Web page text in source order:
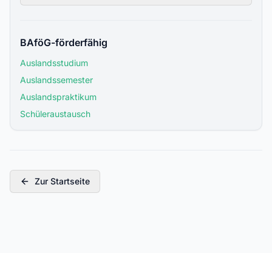
BAföG-förderfähig
Auslandsstudium
Auslandssemester
Auslandspraktikum
Schüleraustausch
Zur Startseite